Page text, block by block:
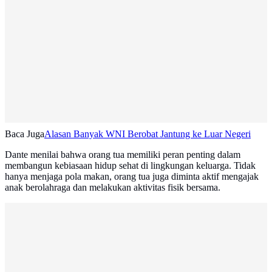
Baca JugaAlasan Banyak WNI Berobat Jantung ke Luar Negeri
Dante menilai bahwa orang tua memiliki peran penting dalam
membangun kebiasaan hidup sehat di lingkungan keluarga. Tidak
hanya menjaga pola makan, orang tua juga diminta aktif mengajak
anak berolahraga dan melakukan aktivitas fisik bersama.